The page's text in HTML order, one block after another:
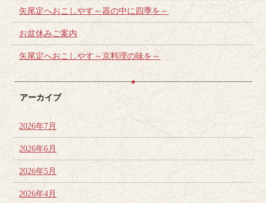
矢尾定へおこしやす～器の中に四季を～
お盆休みご案内
矢尾定へおこしやす～京料理の味を～
アーカイブ
2026年7月
2026年6月
2026年5月
2026年4月